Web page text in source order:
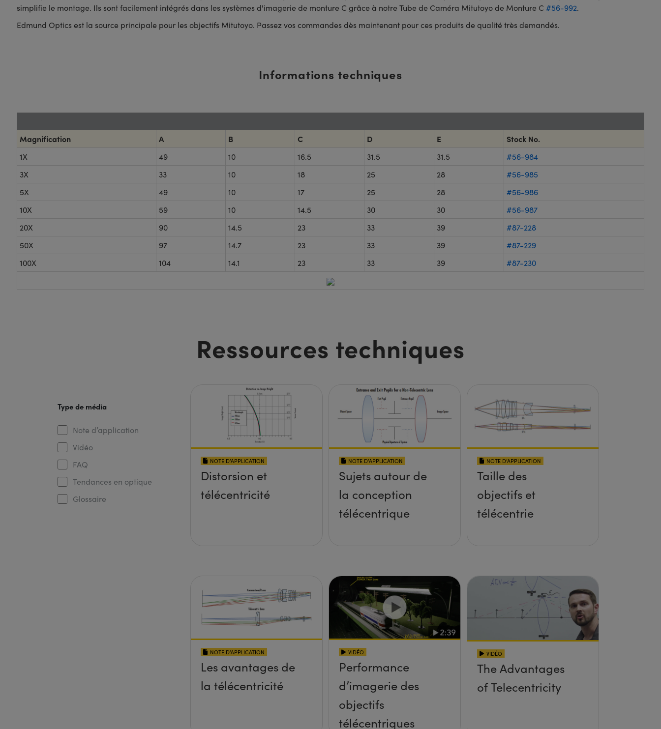
simplifie le montage. Ils sont facilement intégrés dans les systèmes d'imagerie de monture C grâce à notre Tube de Caméra Mitutoyo de Monture C #56-992.
Edmund Optics est la source principale pour les objectifs Mitutoyo. Passez vos commandes dès maintenant pour ces produits de qualité très demandés.
Informations techniques
Magnification A B C D E Stock No.
1X 49 10 16.5 31.5 31.5
#56-984
3X
33 10 18 25 28
#56-985
5X
49 10 17 25 28
#56-986
10X
59 10 14.5 30 30
#56-987
20X
90 14.5 23 33 39
#87-228
50X
97 14.7 23 33 39
#87-229
100X
104 14.1 23 33 39 #87-230
Ressources techniques
Type de média
Note d’application
Vidéo
FAQ
Tendances en optique
Glossaire
NOTE D’APPLICATION
Distorsion et
télécentricité
NOTE D’APPLICATION
Sujets autour de
la conception
télécentrique
NOTE D’APPLICATION
Taille des
objectifs et
télécentrie
NOTE D’APPLICATION
Les avantages de
la télécentricité
VIDÉO
Performance
d’imagerie des
objectifs
télécentriques
VIDÉO
The Advantages
of Telecentricity